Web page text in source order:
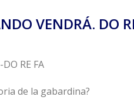
VENDRÁ. DO
RE FA
de la gabardina?